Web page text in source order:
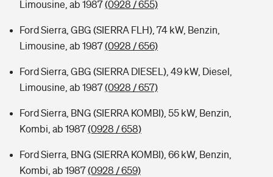
Limousine, ab 1987(0928 / 655)
Ford Sierra, GBG (SIERRA FLH), 74 kW, Benzin,
Limousine, ab 1987(0928 / 656)
Ford Sierra, GBG (SIERRA DIESEL), 49 kW, Diesel,
Limousine, ab 1987(0928 / 657)
Ford Sierra, BNG (SIERRA KOMBI), 55 kW, Benzin,
Kombi, ab 1987(0928 / 658)
Ford Sierra, BNG (SIERRA KOMBI), 66 kW, Benzin,
Kombi, ab 1987(0928 / 659)